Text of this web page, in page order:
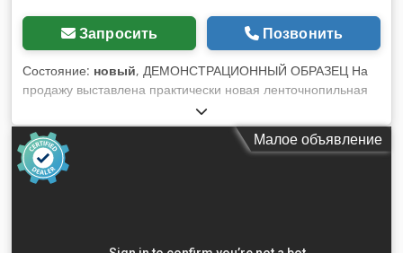
Запросить Позвонить
Состояние: новый, ДЕМОНСТРАЦИОННЫЙ ОБРАЗЕЦ На
продажу выставлена практически новая ленточнопильная
установка для обработки бревен с длиной реза 3700 мм.
Демонстрационный образец находится в оригинальном
состоянии, поэтому на него предоставляется полная
гарантия. - Макс. диаметр бревна: 550 мм - Макс. ширина
досок: 530 мм - Макс. длина реза: 3700 мм (3,7 метра), с
Малое объявление